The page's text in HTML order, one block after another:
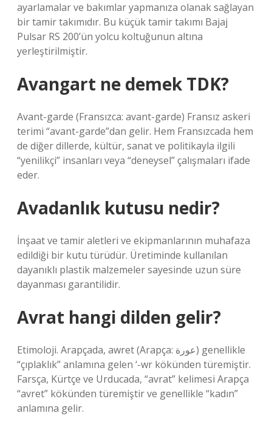
ayarlamalar ve bakımlar yapmanıza olanak sağlayan
bir tamir takımıdır. Bu küçük tamir takımı Bajaj
Pulsar RS 200’ün yolcu koltuğunun altına
yerleştirilmiştir.
Avangart ne demek TDK?
Avant-garde (Fransızca: avant-garde) Fransız askeri
terimi “avant-garde”dan gelir. Hem Fransızcada hem
de diğer dillerde, kültür, sanat ve politikayla ilgili
“yenilikçi” insanları veya “deneysel” çalışmaları ifade
eder.
Avadanlık kutusu nedir?
İnşaat ve tamir aletleri ve ekipmanlarının muhafaza
edildiği bir kutu türüdür. Üretiminde kullanılan
dayanıklı plastik malzemeler sayesinde uzun süre
dayanması garantilidir.
Avrat hangi dilden gelir?
Etimoloji. Arapçada, awret (Arapça: عورة) genellikle
“çıplaklık” anlamına gelen ‘-wr kökünden türemiştir.
Farsça, Kürtçe ve Urducada, “avrat” kelimesi Arapça
“avret” kökünden türemiştir ve genellikle “kadın”
anlamına gelir.